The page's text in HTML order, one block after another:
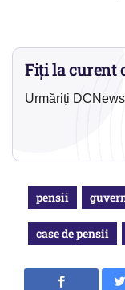
Fiți la curent
Urmăriți
pensii
case de pensii